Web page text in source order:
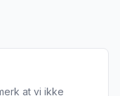
at vi ikke